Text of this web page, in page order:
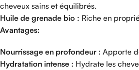
cheveux sains et équilibrés.
Huile de grenade bio : Riche en
Avantages:
Nourrissage en profondeur : Apporte
Hydratation intense : Hydrate les